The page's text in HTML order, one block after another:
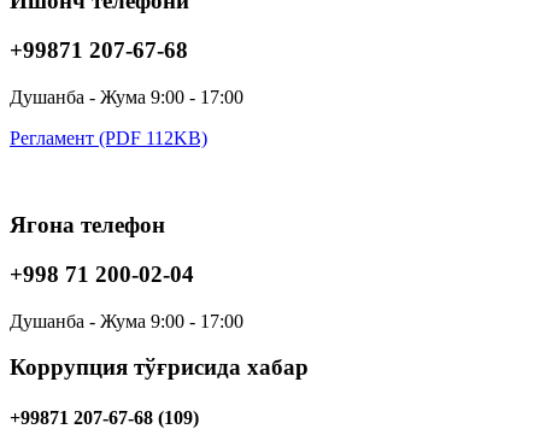
+99871 207-67-68
Душанба - Жума 9:00 - 17:00
Регламент (PDF 112KB)
Ягона телефон
+998 71 200-02-04
Душанба - Жума 9:00 - 17:00
Коррупция тўғрисида хабар
+99871 207-67-68 (109)